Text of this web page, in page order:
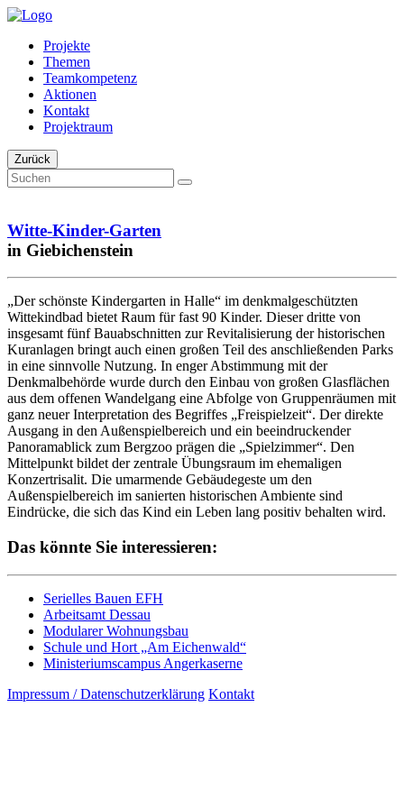
Projekte
Themen
Teamkompetenz
Aktionen
Kontakt
Projektraum
Zurück
Witte-Kinder-Garten
in Giebichenstein
„Der schönste Kindergarten in Halle“ im denkmalgeschützten
Wittekindbad bietet Raum für fast 90 Kinder. Dieser dritte von
insgesamt fünf Bauabschnitten zur Revitalisierung der historischen
Kuranlagen bringt auch einen großen Teil des anschließenden Parks
in eine sinnvolle Nutzung. In enger Abstimmung mit der
Denkmalbehörde wurde durch den Einbau von großen Glasflächen
aus dem offenen Wandelgang eine Abfolge von Gruppenräumen mit
ganz neuer Interpretation des Begriffes „Freispielzeit“. Der direkte
Ausgang in den Außenspielbereich und ein beeindruckender
Panoramablick zum Bergzoo prägen die „Spielzimmer“. Den
Mittelpunkt bildet der zentrale Übungsraum im ehemaligen
Konzertrisalit. Die umarmende Gebäudegeste um den
Außenspielbereich im sanierten historischen Ambiente sind
Eindrücke, die sich das Kind ein Leben lang positiv behalten wird.
Das könnte Sie interessieren:
Serielles Bauen EFH
Arbeitsamt Dessau
Modularer Wohnungsbau
Schule und Hort „Am Eichenwald“
Ministeriumscampus Angerkaserne
Impressum / Datenschutzerklärung Kontakt